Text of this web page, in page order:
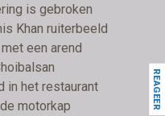
is gebroken
Khan ruiterbeeld
een arend
in het restaurant
motorkap
REAGEER